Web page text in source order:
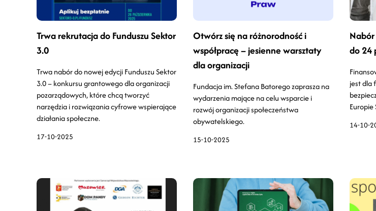
17-10-2025
Trwa rekrutacja do Funduszu Sektor
3.0
Trwa nabór do nowej edycji Funduszu Sektor
3.0 – konkursu grantowego dla organizacji
pozarządowych, które chcą tworzyć
narzędzia i rozwiązania cyfrowe wspierające
działania społeczne.
15-10-2025
Otwórz się na różnorodność i
współpracę – jesienne warsztaty
dla organizacji
Fundacja im. Stefana Batorego zaprasza na
wydarzenia mające na celu wsparcie i
rozwój organizacji społeczeństwa
obywatelskiego.
14-10-
do 24
jest dla
Europie